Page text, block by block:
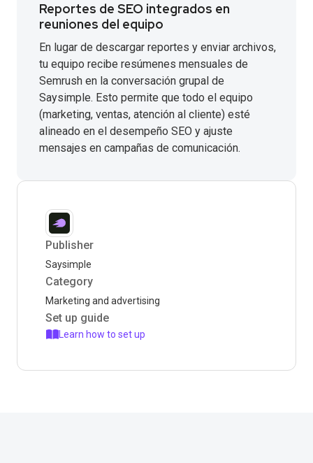
Reportes de SEO integrados en
reuniones del equipo
En lugar de descargar reportes y enviar archivos,
tu equipo recibe resúmenes mensuales de
Semrush en la conversación grupal de
Saysimple. Esto permite que todo el equipo
(marketing, ventas, atención al cliente) esté
alineado en el desempeño SEO y ajuste
mensajes en campañas de comunicación.
Publisher
Saysimple
Category
Marketing and advertising
Set up guide
Learn how to set up